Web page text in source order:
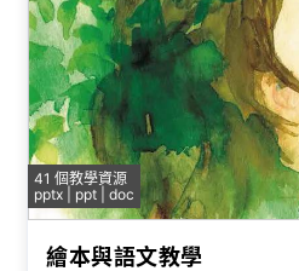
41 個教學資源
pptx | ppt | doc
繪本與語文教學